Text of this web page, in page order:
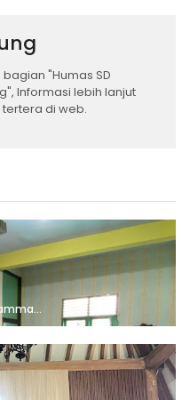
"Humas SD
Informasi lebih lanjut
di web.